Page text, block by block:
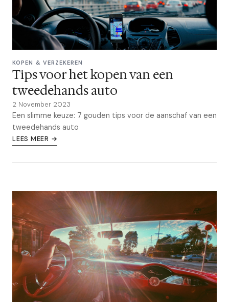
KOPEN & VERZEKEREN
Tips voor het kopen van een
tweedehands auto
2 November 2023
Een slimme keuze: 7 gouden tips voor de aanschaf van een
tweedehands auto
LEES MEER →